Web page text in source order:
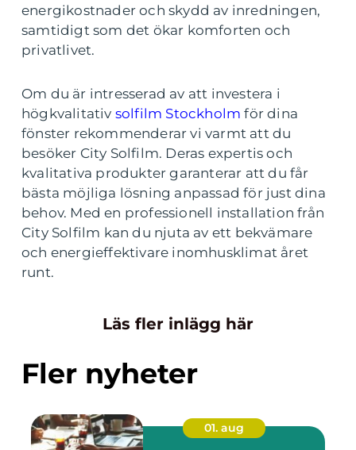
energikostnader och skydd av inredningen,
samtidigt som det ökar komforten och
privatlivet.
Om du är intresserad av att investera i
högkvalitativ solfilm Stockholm för dina
fönster rekommenderar vi varmt att du
besöker City Solfilm. Deras expertis och
kvalitativa produkter garanterar att du får
bästa möjliga lösning anpassad för just dina
behov. Med en professionell installation från
City Solfilm kan du njuta av ett bekvämare
och energieffektivare inomhusklimat året
runt.
Läs fler inlägg här
Fler nyheter
01. aug